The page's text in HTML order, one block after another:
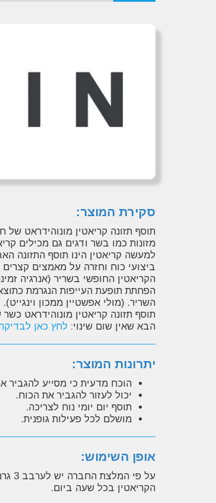
סקירת המוצר:
תוסף תזונה קריאטין מונוהידראט של
מזונות כמו בשר ודגים גם מכילים
למעשה קריאטין הינו תוסף התזונה
ביצועי כוח וחזרה על מאמצים
הקריאטין החופשי בשריר (אנרגיה
הפחתת תופעת העייפות הנגרמת
השריר. (מולי אפשטיין ממכון וינגייט).
הבא שאין שום שינוי: לחץ כאן
יתרונות המוצר:
הוכח מדעית כי מסייע להגביר
יכול לעזור להגביר את הכוח.
תוסף יום יומי נוח לצריכה.
מושלם לכל פעילות גופנית.
אופן השימוש:
על
הקריאטין בכל שעה ביום.